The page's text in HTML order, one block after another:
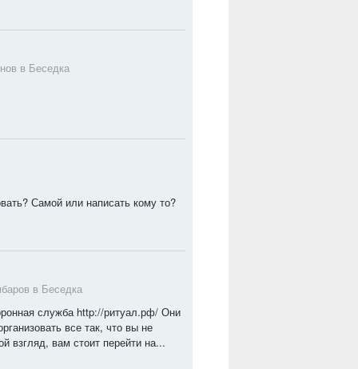
в Беседка
Самой или написать кому то?
в Беседка
служба http://ритуал.рф/ Они
все так, что вы не
взгляд, вам стоит перейти на...